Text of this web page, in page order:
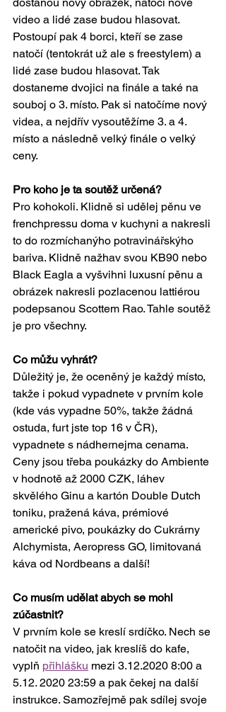
video a lidé zase budou hlasovat.
Postoupí pak 4 borci, kteří se zase
natočí (tentokrát už ale s freestylem) a
lidé zase budou hlasovat. Tak
dostaneme dvojici na finále a také na
souboj o 3. místo. Pak si natočíme nový
videa, a nejdřív vysoutěžíme 3. a 4.
místo a následně velký finále o velký
ceny.
Pro koho je ta soutěž určená?
Pro kohokoli. Klidně si udělej pěnu ve
frenchpressu doma v kuchyni a nakresli
to do rozmíchanýho potravinářskýho
bariva. Klidně nažhav svou KB90 nebo
Black Eagla a vyšvihni luxusní pěnu a
obrázek nakresli pozlacenou lattiérou
podepsanou Scottem Rao. Tahle soutěž
je pro všechny.
Co můžu vyhrát?
Důležitý je, že oceněný je každý místo,
takže i pokud vypadnete v prvním kole
(kde vás vypadne 50%, takže žádná
ostuda, furt jste top 16 v ČR),
vypadnete s nádhernejma cenama.
Ceny jsou třeba poukázky do Ambiente
v hodnotě až 2000 CZK, láhev
skvělého Ginu a kartón Double Dutch
toniku, pražená káva, prémiové
americké pivo, poukázky do Cukrárny
Alchymista, Aeropress GO, limitovaná
káva od Nordbeans a další!
Co musím udělat abych se mohl
zúčastnit?
V prvním kole se kreslí srdíčko. Nech se
natočit na video, jak kreslíš do kafe,
vyplň přihlášku mezi 3.12.2020 8:00 a
5.12. 2020 23:59 a pak čekej na další
instrukce. Samozřejmě pak sdílej svoje